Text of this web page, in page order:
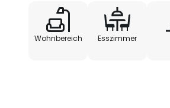
Wohnbereich Esszimmer